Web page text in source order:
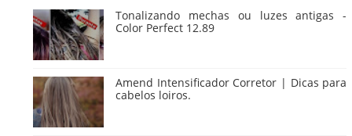
Tonalizando mechas ou luzes antigas -
Color Perfect 12.89
Amend Intensificador Corretor | Dicas para
cabelos loiros.